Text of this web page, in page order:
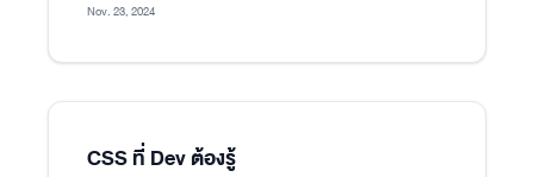
Nov. 23, 2024
CSS ที่ Dev ต้องรู้